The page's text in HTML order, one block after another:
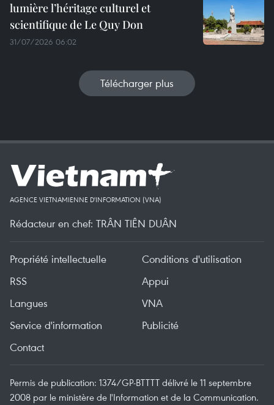
lumière l’héritage culturel et
scientifique de Le Quy Don
31/07/2026 06:02
Télécharger plus
AGENCE VIETNAMIENNE D'INFORMATION (VNA)
Rédacteur en chef: TRÂN TIÊN DUÂN
Propriété intellectuelle
Conditions d'utilisation
RSS
Appui
Langues
VNA
Service d'information
Publicité
Contact
Permis de publication: 1374/GP-BTTTT délivré le 11 septembre
2008 par le ministère de l'Information et de la Communication.